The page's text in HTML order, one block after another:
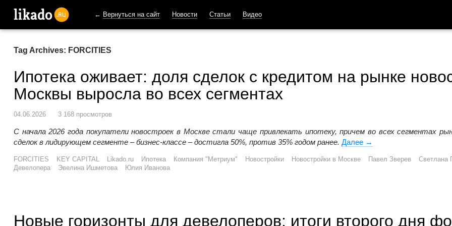
← Вернуться на сайт Новости Статьи Видео
Tag Archives: FORCITIES
Ипотека оживает: доля сделок с кредитом на рынке
Москвы выросла во всех сегментах
04.06.2026 3 168 просмотров
С начала 2026 года покупатели новостроек в Москве стали чаще привлекать ипотеку, причем во всех сегментах
сделок в лидирующем сегменте – бизнес-классе – достигла 50%, против 35% годом ранее. Далее Ипотека оживает: доля
→
FORCITIES KEY CAPITAL Likado.ru Ипотека Компания "Метриум" Новостройки Новостройки в Москве Павел Зверев Светлана
Девелопера
Эвелина Ишметова Юлия Иванова
Новые горизонты для девелоперов: итоги второго дня